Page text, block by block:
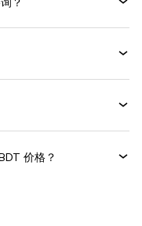
价格？